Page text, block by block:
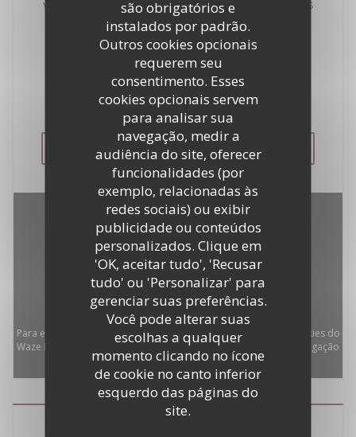
são obrigatórios e
instalados por padrão.
Outros cookies opcionais
requerem seu
consentimento. Esses
cookies opcionais servem
para analisar sua
navegação, medir a
audiência do site, oferecer
funcionalidades (por
exemplo, relacionadas às
redes sociais) ou exibir
publicidade ou conteúdos
personalizados. Clique em
'OK, aceitar tudo', 'Recusar
tudo' ou 'Personalizar' para
gerenciar suas preferências.
Você pode alterar suas
escolhas a qualquer
momento clicando no ícone
de cookie no canto inferior
esquerdo das páginas do
site.
vistas da vila de Saint-Tropez e mergulhar nas águas
azul-turquesa do Mediterrâneo. Os iates mais
luxuosos do mundo a âncora na frente de você ...
Idealmente localizado à beira-mar na entrada de
Saint-Tropez, La Bouillabaisse Beach oferece uma
gama dos melhores receitas de frutos do mar.
Estacionamento privado nossos clientes.
VER O SITE
Para exibir o mapa interativo do Waze, você deve aceitar os cookies do
Waze Map (Google). Esses cookies podem coletar dados de navegação
e localização.
Autorizar